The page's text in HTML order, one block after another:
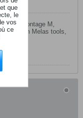
Montage M,
Pro/John Melas tools,
que
le
vos
ce